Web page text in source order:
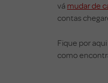
vá mudar de
contas
Fique por
como